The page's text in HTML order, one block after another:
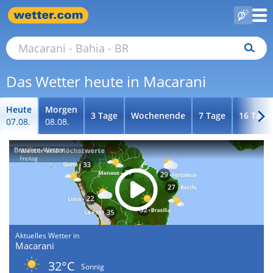
Das Wetter heute in Macarani
Heute
07.08.
Morgen
08.08.
3 Tage Wochenende 7 Tage 16 Tage
Brasilien-Wetter
Aktuelles Wetter in
Macarani
32°C
Sonnig